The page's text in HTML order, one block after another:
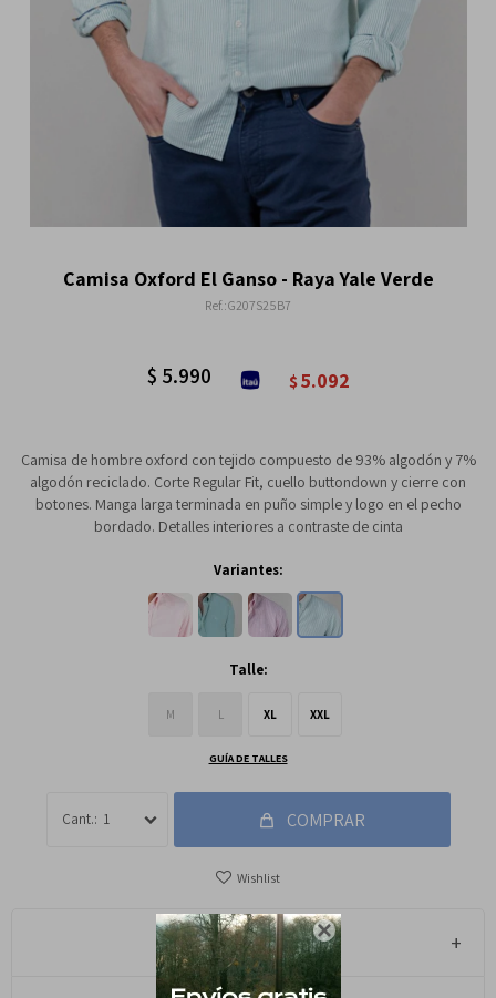

Camisa Oxford El Ganso - Raya Yale Verde
G207S25B7
$ 5.990 $5.092
Camisa de hombre oxford con tejido compuesto de 93% algodón y 7%
algodón reciclado. Corte Regular Fit, cuello buttondown y cierre con
botones. Manga larga terminada en puño simple y logo en el pecho
bordado. Detalles interiores a contraste de cinta
Variantes:
Talle:
M L XL XXL
GUÍA DE TALLES
1 COMPRAR
Métodos y costos de envío